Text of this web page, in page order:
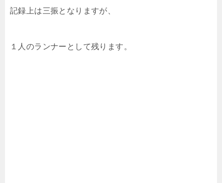
記録上は三振となりますが、
１人のランナーとして残ります。